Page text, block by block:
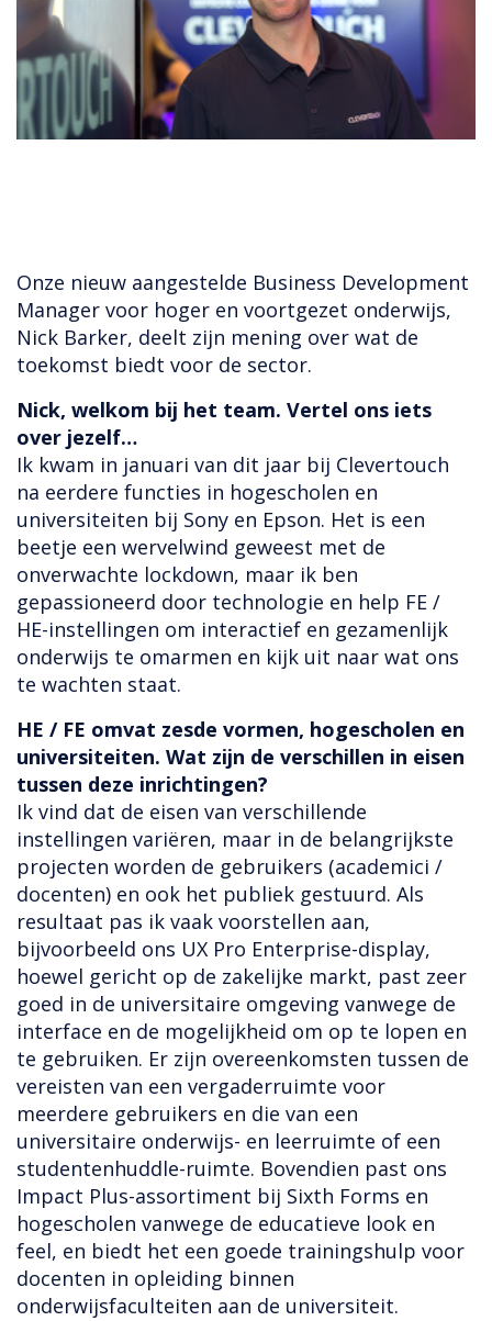
Onze nieuw aangestelde Business Development
Manager voor hoger en voortgezet onderwijs,
Nick Barker, deelt zijn mening over wat de
toekomst biedt voor de sector.
Nick, welkom bij het team. Vertel ons iets
over jezelf…
Ik kwam in januari van dit jaar bij Clevertouch
na eerdere functies in hogescholen en
universiteiten bij Sony en Epson. Het is een
beetje een wervelwind geweest met de
onverwachte lockdown, maar ik ben
gepassioneerd door technologie en help FE /
HE-instellingen om interactief en gezamenlijk
onderwijs te omarmen en kijk uit naar wat ons
te wachten staat.
HE / FE omvat zesde vormen, hogescholen en
universiteiten. Wat zijn de verschillen in eisen
tussen deze inrichtingen?
Ik vind dat de eisen van verschillende
instellingen variëren, maar in de belangrijkste
projecten worden de gebruikers (academici /
docenten) en ook het publiek gestuurd. Als
resultaat pas ik vaak voorstellen aan,
bijvoorbeeld ons UX Pro Enterprise-display,
hoewel gericht op de zakelijke markt, past zeer
goed in de universitaire omgeving vanwege de
interface en de mogelijkheid om op te lopen en
te gebruiken. Er zijn overeenkomsten tussen de
vereisten van een vergaderruimte voor
meerdere gebruikers en die van een
universitaire onderwijs- en leerruimte of een
studentenhuddle-ruimte. Bovendien past ons
Impact Plus-assortiment bij Sixth Forms en
hogescholen vanwege de educatieve look en
feel, en biedt het een goede trainingshulp voor
docenten in opleiding binnen
onderwijsfaculteiten aan de universiteit.